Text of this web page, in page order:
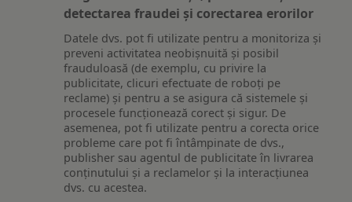
detectarea fraudei și corectarea erorilor
Datele dvs. pot fi utilizate pentru a monitoriza și
preveni activitatea neobișnuită și posibil
frauduloasă (de exemplu, cu privire la
publicitate, clicuri efectuate de roboți pe
reclame) și pentru a se asigura că sistemele și
procesele funcționează corect și sigur. De
asemenea, pot fi utilizate pentru a corecta orice
probleme care pot fi întâmpinate de dvs.,
publisher sau agentul de publicitate în livrarea
conținutului și a reclamelor și la interacțiunea
dvs. cu acestea.